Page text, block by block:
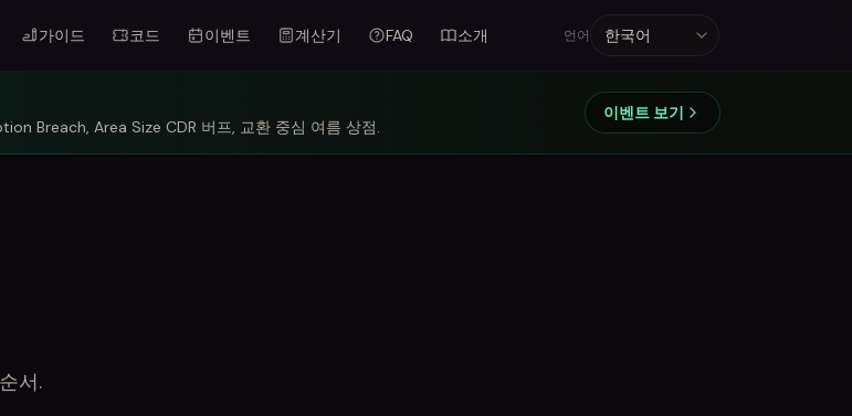
가이드 코드 이벤트 계산기 FAQ 소개 언어 언어
Breach, Area Size CDR 버프, 교환 중심 여름 상점.
이벤트 보기
서.